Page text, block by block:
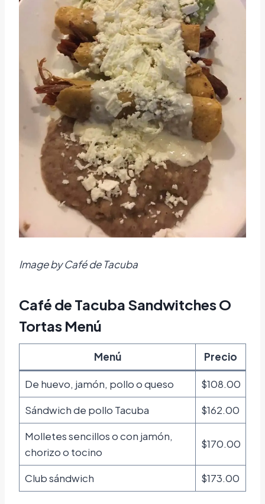
Image by Café de Tacuba
Café de Tacuba Sandwitches O
Tortas Menú
Menú Precio
De huevo, jamón, pollo o queso
$108.00
Sándwich de pollo Tacuba
$162.00
Molletes sencillos o con jamón,
chorizo o tocino
$170.00
Club sándwich $173.00